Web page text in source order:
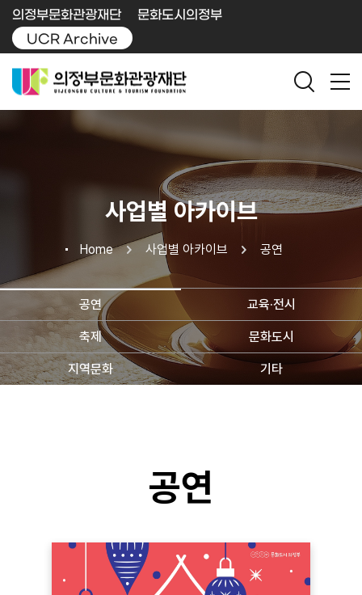
의정부문화관광재단
문화도시의정부
UCR Archive
사업별 아카이브
Home 사업별 아카이브 공연
공연 교육·전시
축제 문화도시
지역문화 기타
공연